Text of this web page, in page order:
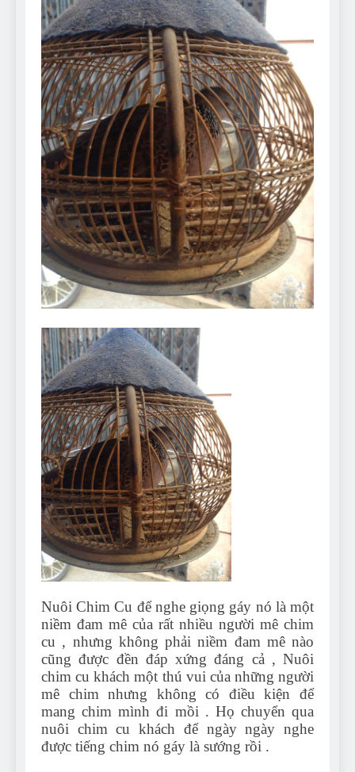
Can Bulldogs Play Fetch?
And How to Train Them!
7 Năm Ago
How Often Do I Need to
Groom My Bulldog
7 Năm Ago
Nuôi Chim Cu để nghe giọng gáy nó là một
niềm đam mê của rất nhiều người mê chim
cu , nhưng không phải niềm đam mê nào
cũng được đền đáp xứng đáng cả , Nuôi
chim cu khách một thú vui của những người
mê chim nhưng không có điều kiện để
mang chim mình đi mồi . Họ chuyển qua
nuôi chim cu khách để ngày ngày nghe
được tiếng chim nó gáy là sướng rồi .